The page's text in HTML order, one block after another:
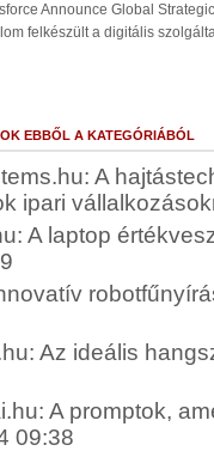
Announce Global
felkészült a digitális
EBBŐL A KATEGÓRIÁBÓL
A
ipari
A laptop
Az ideális
A promptok,
09:38